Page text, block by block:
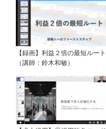
【録画】利益２倍の最短ルート
（講師：鈴木和敏）